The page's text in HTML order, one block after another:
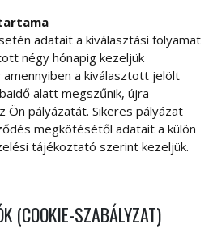
adatait a kiválasztási folyamat
négy hónapig kezeljük
a kiválasztott jelölt
alatt megszűnik, újra
Ön pályázatát. Sikeres pályázat
megkötésétől adatait a külön
tájékoztató szerint kezeljük.
(COOKIE-SZABÁLYZAT)